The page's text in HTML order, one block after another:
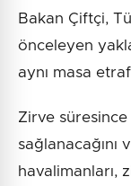
Bakan Çiftçi,
önceleyen
aynı masa
Zirve
sağlanacağını
havalimanları,